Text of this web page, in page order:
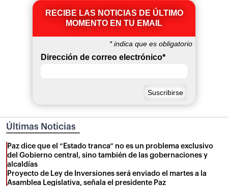
RECIBE LAS NOTICIAS DE ÚLTIMO
MOMENTO EN TU EMAIL
*indica que es obligatorio
Dirección de correo electrónico*
Últimas Noticias
Paz dice que el “Estado tranca” no es un problema exclusivo
del Gobierno central, sino también de las gobernaciones y
alcaldías
Proyecto de Ley de Inversiones será enviado el martes a la
Asamblea Legislativa, señala el presidente Paz